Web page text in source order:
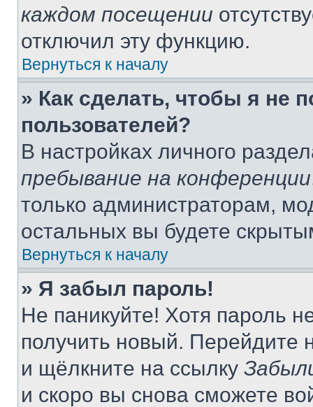
каждом посещении
отключил эту функцию.
Вернуться к началу
» Как сделать, чтобы я не
пользователей?
В настройках личного
пребывание на конференции
только администраторам,
остальных вы будете
Вернуться к началу
» Я забыл пароль!
Не паникуйте! Хотя пароль
получить новый. Перейдите
и щёлкните на ссылку
и скоро вы снова сможете